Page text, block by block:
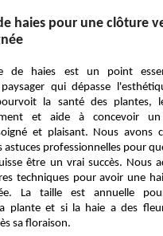
haies pour une clôture
de haies est un point
qui dépasse
la santé des plantes,
et aide à concevoir un
et plaisant. Nous avons
astuces professionnelles pour
être un vrai succès. Nous
techniques pour avoir une
La taille est annuelle
plante et si la haie a des
sa floraison.